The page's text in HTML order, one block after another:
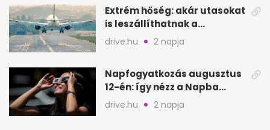
Extrém hőség: akár utasokat
is leszállíthatnak a
repülőgépről
drive.hu 2 napja
Napfogyatkozás augusztus
12-én: így nézz a Napba
biztonságosan
drive.hu 2 napja